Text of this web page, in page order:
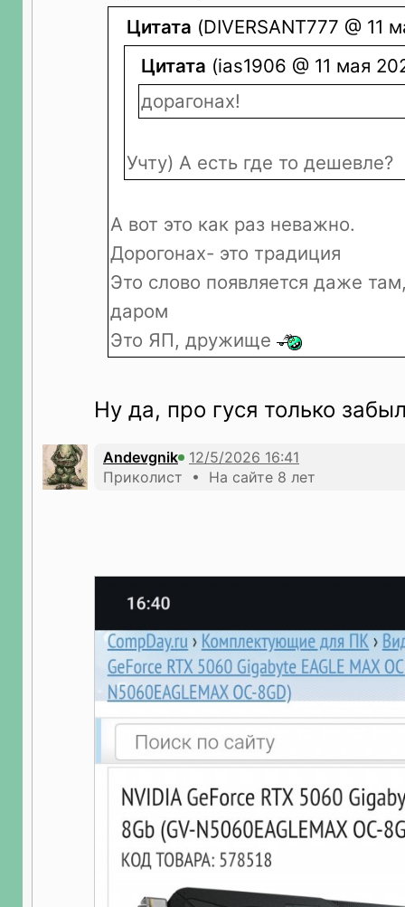
Цитата (DIVERSANT777 @ 11
Цитата (ias1906 @ 11 мая
дорагонах!
Учту) А есть где то дешевле?
А вот это как раз неважно.
Дорогонах- это традиция
Это слово появляется даже
даром
Это ЯП, дружище
Ну да, про гуся только
Andevgnik
Приколист • На сайте 8 лет